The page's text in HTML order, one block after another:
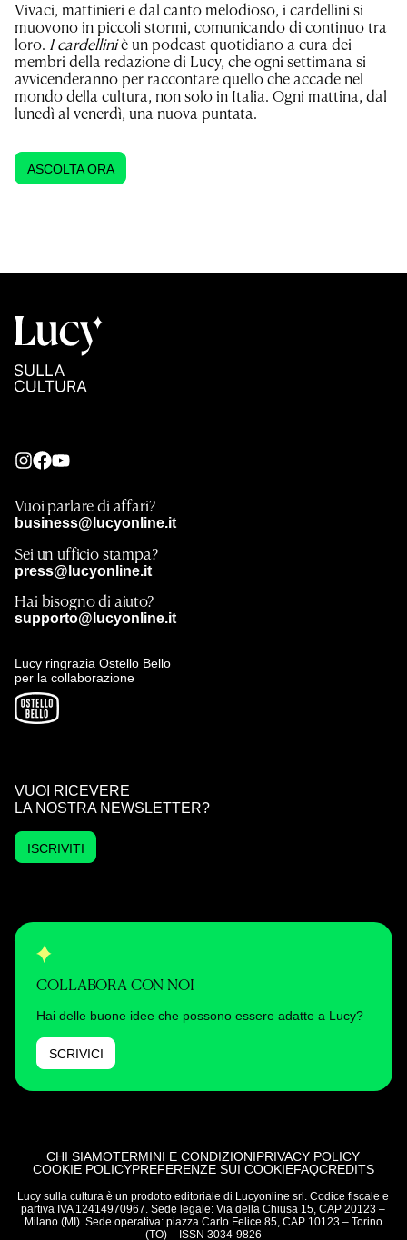
Vivaci, mattinieri e dal canto melodioso, i cardellini si
muovono in piccoli stormi, comunicando di continuo tra
loro. I cardelliniè un podcast quotidiano a cura dei
membri della redazione di Lucy, che ogni settimana si
avvicenderanno per raccontare quello che accade nel
mondo della cultura, non solo in Italia. Ogni mattina, dal
lunedì al venerdì, una nuova puntata.
ASCOLTA ORA
Vuoi parlare di affari?
business@lucyonline.it
Sei un ufficio stampa?
press@lucyonline.it
Hai bisogno di aiuto?
supporto@lucyonline.it
Lucy ringrazia Ostello Bello
per la collaborazione
VUOI RICEVERE
LA NOSTRA NEWSLETTER?
ISCRIVITI
COLLABORA CON NOI
Hai delle buone idee che possono essere adatte a Lucy?
SCRIVICI
CHI SIAMOTERMINI E CONDIZIONIPRIVACY POLICY
COOKIE POLICYPREFERENZE SUI COOKIEFAQCREDITS
Lucy sulla cultura è un prodotto editoriale di Lucyonline srl. Codice fiscale e
partiva IVA 12414970967. Sede legale: Via della Chiusa 15, CAP 20123 –
Milano (MI). Sede operativa: piazza Carlo Felice 85, CAP 10123 – Torino
(TO) – ISSN 3034-9826